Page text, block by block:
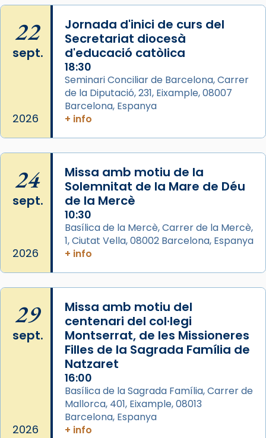
Memòria de les santes Juliana i
Semproniana, verges i màrtirs.
Acompanyant la història de sant Cugat, a
partir de l’Edat Mitjana sorgeix la tradició
que les santes Juliana (“relatiu a Júlia”) i
Semproniana (“relatiu a Semprònia =
eterna”) són deixebles seves. I l’any 1667, el
frare Joan Gaspar Roig, afirma en una obra
Foto
View on Facebook · Share
22
sept.
2026
Jornada d'inici de curs del
Secretariat diocesà
d'educació catòlica
18:30
Seminari Conciliar de Barcelona, Carrer
de la Diputació, 231, Eixample, 08007
Barcelona, Espanya
+ info
24
sept.
2026
Missa amb motiu de la
Solemnitat de la Mare de Déu
de la Mercè
10:30
Basílica de la Mercè, Carrer de la Mercè,
1, Ciutat Vella, 08002 Barcelona, Espanya
+ info
29
sept.
2026
Missa amb motiu del
centenari del col·legi
Montserrat, de les Missioneres
Filles de la Sagrada Família de
Natzaret
16:00
Basílica de la Sagrada Família, Carrer de
Mallorca, 401, Eixample, 08013
Barcelona, Espanya
+ info